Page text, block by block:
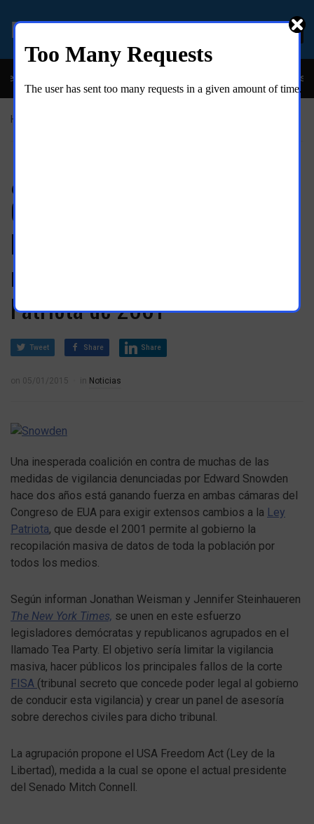
EL MOLINO ONLINE
y descarada historia del congresista por NY George Santos
Home
¿Reivindicado Snowden?
Congresistas de ambos partidos
buscan controlar la recolección
masiva de datos en la Ley
Patriota de 2001
Tweet Share Share
on 05/01/2015 in Noticias
Una inesperada coalición en contra de muchas de las
medidas de vigilancia denunciadas por Edward Snowden
hace dos años está ganando fuerza en ambas cámaras del
Congreso de EUA para exigir extensos cambios a la Ley
Patriota, que desde el 2001 permite al gobierno la
recopilación masiva de datos de toda la población por
todos los medios.
Según informan Jonathan Weisman y Jennifer Steinhaueren
The New York Times, se unen en este esfuerzo
legisladores demócratas y republicanos agrupados en el
llamado Tea Party. El objetivo sería limitar la vigilancia
masiva, hacer públicos los principales fallos de la corte
FISA (tribunal secreto que concede poder legal al gobierno
de conducir esta vigilancia) y crear un panel de asesoría
sobre derechos civiles para dicho tribunal.
La agrupación propone el USA Freedom Act (Ley de la
Libertad), medida a la cual se opone el actual presidente
del Senado Mitch Connell.